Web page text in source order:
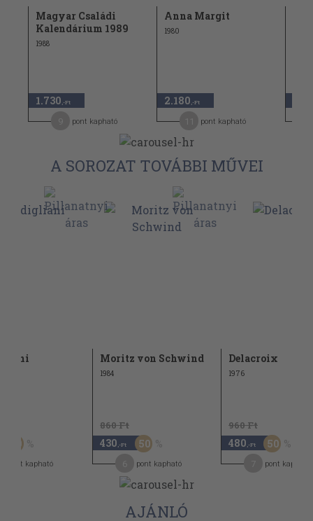
Magyar Családi
Kalendárium 1989
1988
1.730 ,-Ft
pont kapható
Anna Margit
1980
2.180 ,-Ft
pont kapható
A SOROZAT TOVÁBBI MŰVEI
50
pont kapható
Moritz von Schwind
1984
860 Ft
430 ,-Ft 50
pont kapható
Delacroix
1976
960 Ft
480 ,-Ft 50
pont kapható
AJÁNLÓ